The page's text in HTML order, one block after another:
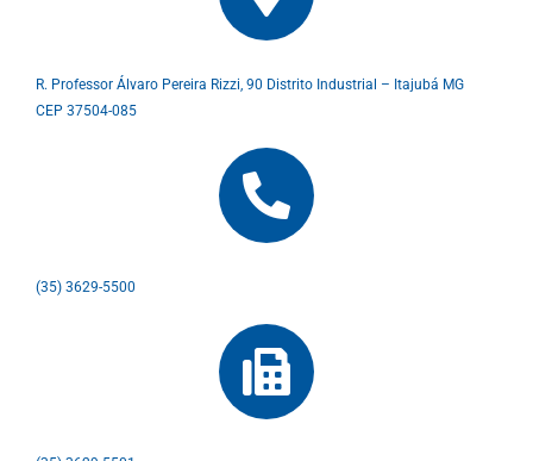
R. Professor Álvaro Pereira Rizzi, 90 Distrito Industrial – Itajubá MG
CEP 37504-085
(35) 3629-5500